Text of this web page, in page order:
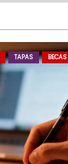
TAPAS BECAS